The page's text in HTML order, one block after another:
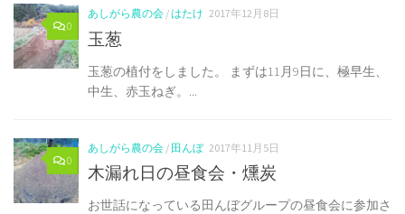
0
あしがら農の会 /はたけ 2017年12月8日
玉葱
玉葱の植付をしました。 まずは11月9日に、極早生、
中生、赤玉ねぎ。...
0
あしがら農の会 / 田んぼ 2017年11月5日
木漏れ日の昼食会・燻炭
お世話になっている田んぼグループの昼食会に参加さ